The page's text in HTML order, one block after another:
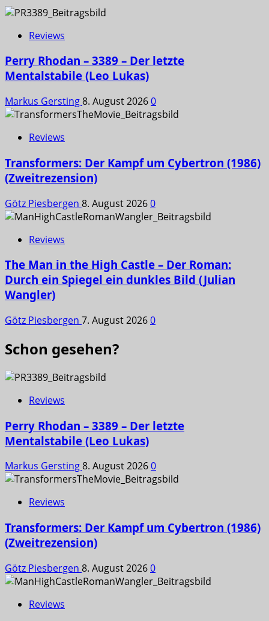
Reviews
Perry Rhodan – 3389 – Der letzte
Mentalstabile (Leo Lukas)
Markus Gersting8. August 20260
Reviews
Transformers: Der Kampf um Cybertron (1986)
(Zweitrezension)
Götz Piesbergen 8. August 20260
Reviews
The Man in the High Castle – Der Roman:
Durch ein Spiegel ein dunkles Bild (Julian
Wangler)
Götz Piesbergen 7. August 20260
Schon gesehen?
Reviews
Perry Rhodan – 3389 – Der letzte
Mentalstabile (Leo Lukas)
Markus Gersting8. August 20260
Reviews
Transformers: Der Kampf um Cybertron (1986)
(Zweitrezension)
Götz Piesbergen 8. August 20260
Reviews